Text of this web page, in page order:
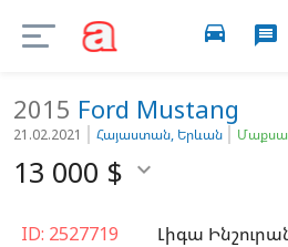
message
directions_car
2015 Ford Mustang
21.02.2021 Հայաստան, Երևան
13 000 $ 
ID: 2527719 Լիգա